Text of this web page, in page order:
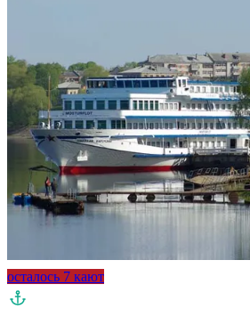
осталось 7 кают